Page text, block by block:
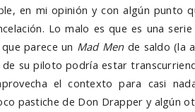
en mi opinión y con algún punto
Lo malo es que es una
parece un Mad Mende saldo (la
de su piloto podría estar
el contexto para casi
pastiche de Don Drapper y algún